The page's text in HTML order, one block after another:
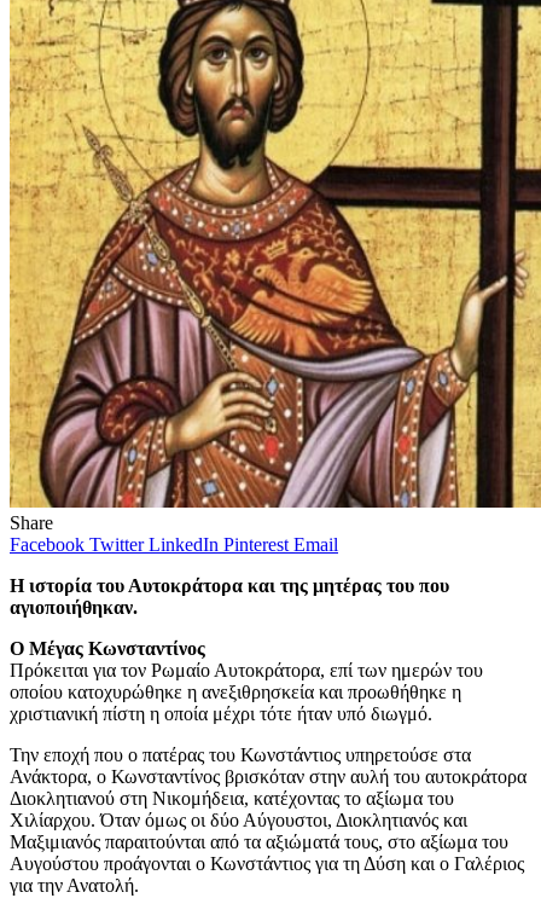
Share
Facebook Twitter LinkedIn Pinterest Email
Η ιστορία του Αυτοκράτορα και της μητέρας του που
αγιοποιήθηκαν.
Ο Μέγας Κωνσταντίνος
Πρόκειται για τον Ρωμαίο Αυτοκράτορα, επί των ημερών του
οποίου κατοχυρώθηκε η ανεξιθρησκεία και προωθήθηκε η
χριστιανική πίστη η οποία μέχρι τότε ήταν υπό διωγμό.
Την εποχή που ο πατέρας του Κωνστάντιος υπηρετούσε στα
Ανάκτορα, ο Κωνσταντίνος βρισκόταν στην αυλή του αυτοκράτορα
Διοκλητιανού στη Νικομήδεια, κατέχοντας το αξίωμα του
Χιλίαρχου. Όταν όμως οι δύο Αύγουστοι, Διοκλητιανός και
Μαξιμιανός παραιτούνται από τα αξιώματά τους, στο αξίωμα του
Αυγούστου προάγονται ο Κωνστάντιος για τη Δύση και ο Γαλέριος
για την Ανατολή.